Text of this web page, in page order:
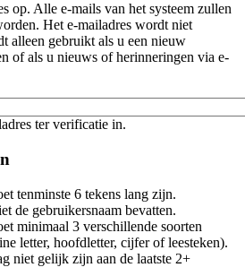
op. Alle e-mails van het systeem zullen
Het e-mailadres wordt niet
alleen gebruikt als u een nieuw
of als u nieuws of herinneringen via e-
ter verificatie in.
tenminste 6 tekens lang zijn.
de gebruikersnaam bevatten.
minimaal 3 verschillende soorten
letter, hoofdletter, cijfer of leesteken).
niet gelijk zijn aan de laatste 2+